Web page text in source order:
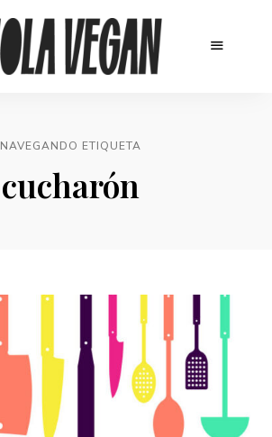
NAVEGANDO ETIQUETA
cucharón